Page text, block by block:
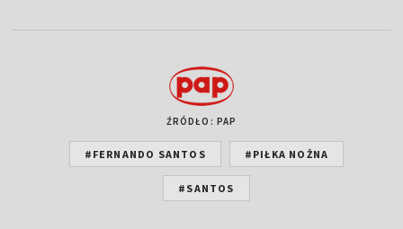
ŹRÓDŁO: PAP
#FERNANDO SANTOS #PIŁKA NOŻNA
#SANTOS